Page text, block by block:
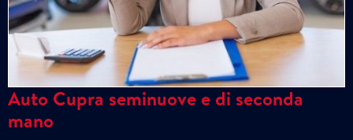
Auto Cupra seminuove e di seconda
mano